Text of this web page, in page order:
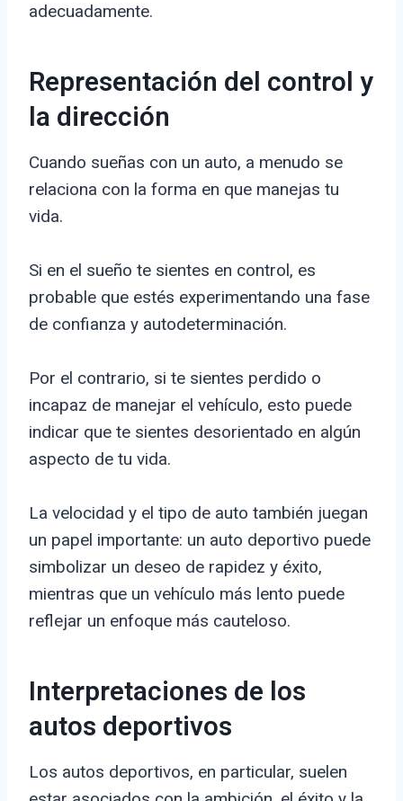
adecuadamente.
Representación del control y
la dirección
Cuando sueñas con un auto, a menudo se
relaciona con la forma en que manejas tu
vida.
Si en el sueño te sientes en control, es
probable que estés experimentando una fase
de confianza y autodeterminación.
Por el contrario, si te sientes perdido o
incapaz de manejar el vehículo, esto puede
indicar que te sientes desorientado en algún
aspecto de tu vida.
La velocidad y el tipo de auto también juegan
un papel importante: un auto deportivo puede
simbolizar un deseo de rapidez y éxito,
mientras que un vehículo más lento puede
reflejar un enfoque más cauteloso.
Interpretaciones de los
autos deportivos
Los autos deportivos, en particular, suelen